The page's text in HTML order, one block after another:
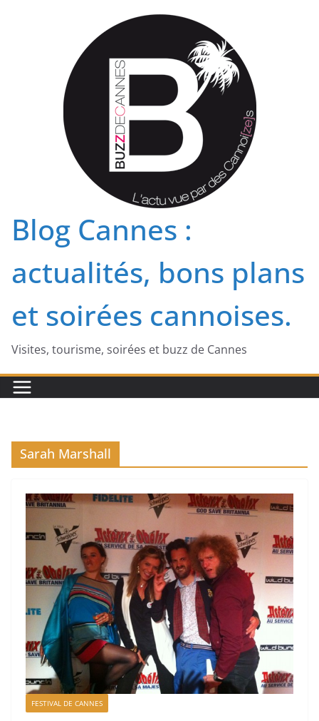
Blog Cannes :
actualités, bons plans
et soirées cannoises.
Visites, tourisme, soirées et buzz de Cannes
Sarah Marshall
FESTIVAL DE CANNES